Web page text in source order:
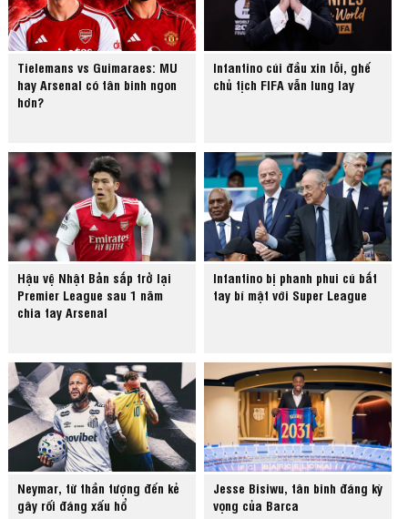
Tielemans vs Guimaraes: MU
hay Arsenal có tân binh ngon
hơn?
Infantino cúi đầu xin lỗi, ghế
chủ tịch FIFA vẫn lung lay
Hậu vệ Nhật Bản sắp trở lại
Premier League sau 1 năm
chia tay Arsenal
Infantino bị phanh phui cú bắt
tay bí mật với Super League
Neymar, từ thần tượng đến kẻ
gây rối đáng xấu hổ
Jesse Bisiwu, tân binh đáng kỳ
vọng của Barca